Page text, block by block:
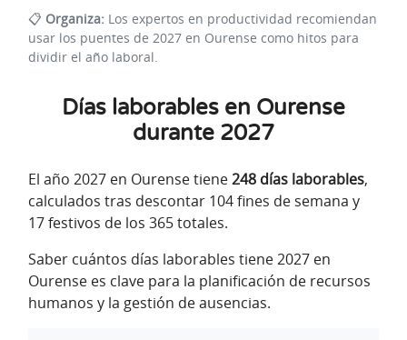
📋 Organiza: Los expertos en productividad recomiendan
usar los puentes de 2027 en Ourense como hitos para
dividir el año laboral.
Días laborables en Ourense
durante 2027
El año 2027 en Ourense tiene248 días laborables,
calculados tras descontar 104 fines de semana y
17 festivos de los 365 totales.
Saber cuántos días laborables tiene 2027 en
Ourense es clave para la planificación de recursos
humanos y la gestión de ausencias.